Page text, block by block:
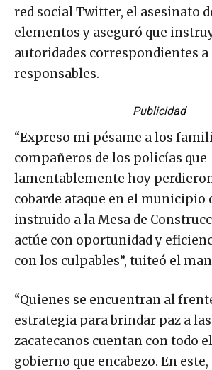
red social Twitter, el asesinato
elementos y aseguró que
autoridades correspondientes a
responsables.
Publicidad
“Expreso mi pésame a los
compañeros de los policías que
lamentablemente hoy
cobarde ataque en el municipio
instruido a la Mesa de
actúe con oportunidad y
con los culpables”, tuiteó el
“Quienes se encuentran al
estrategia para brindar paz a
zacatecanos cuentan con todo
gobierno que encabezo. En